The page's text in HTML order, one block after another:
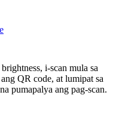
i-scan mula sa
QR code, at lumipat sa
pumapalya ang pag-scan.